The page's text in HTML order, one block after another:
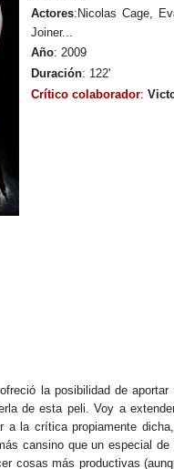
Actores: Nicolas Cage,
Joiner...
Año: 2009
Duración: 122'
Crítico colaborador:
la posibilidad de
de esta peli. Voy a
a la crítica propiamente
cansino que un especial
cosas más productivas